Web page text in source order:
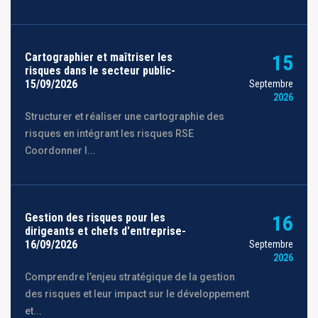
Cartographier et maîtriser les
risques dans le secteur public-
15/09/2026
Structurer et réaliser une cartographie des
risques en intégrant les risques RSE
Coordonner l...
15
Septembre
2026
Gestion des risques pour les
dirigeants et chefs d'entreprise-
16/09/2026
Comprendre l’enjeu stratégique de la gestion
des risques et leur impact sur le développement
et...
16
Septembre
2026